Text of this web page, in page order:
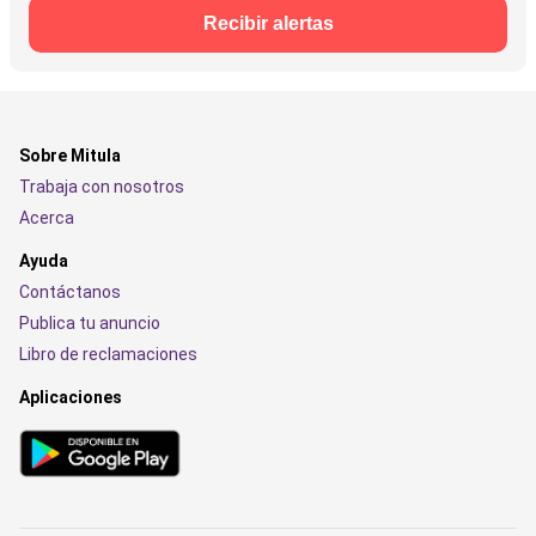
Recibir alertas
Sobre Mitula
Trabaja con nosotros
Acerca
Ayuda
Contáctanos
Publica tu anuncio
Libro de reclamaciones
Aplicaciones